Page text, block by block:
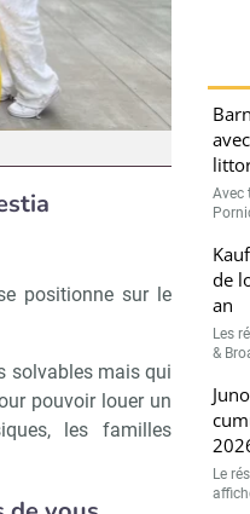
positionne sur le
solvables mais qui
pouvoir louer un
les familles
Avec
de
an
Les
&
Le